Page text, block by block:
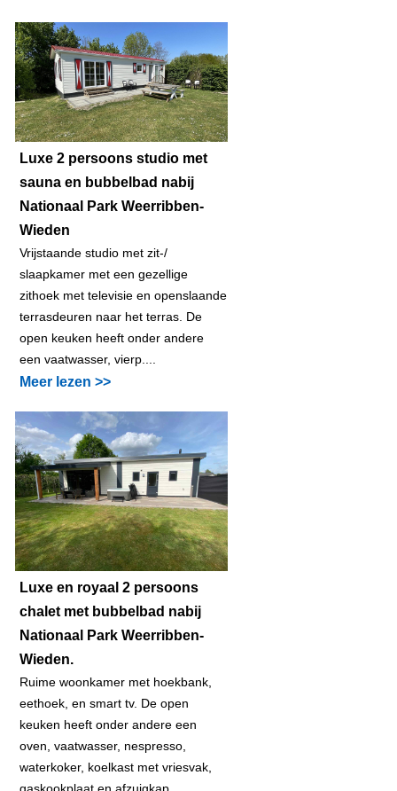
Luxe 2 persoons studio met
sauna en bubbelbad nabij
Nationaal Park Weerribben-
Wieden
Vrijstaande studio met zit-/
slaapkamer met een gezellige
zithoek met televisie en openslaande
terrasdeuren naar het terras. De
open keuken heeft onder andere
een vaatwasser, vierp....
Meer lezen >>
Luxe en royaal 2 persoons
chalet met bubbelbad nabij
Nationaal Park Weerribben-
Wieden.
Ruime woonkamer met hoekbank,
eethoek, en smart tv. De open
keuken heeft onder andere een
oven, vaatwasser, nespresso,
waterkoker, koelkast met vriesvak,